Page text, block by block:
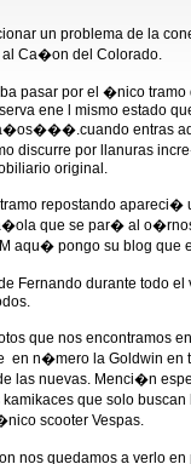
un problema de la
al Ca�on del Colorado.
pasar por el �nico
ene l mismo estado
entras
discurre por llanuras
original.
repostando
que se par� al
aqu� pongo su blog que
Fernando durante todo
que nos encontramos
en n�mero la Goldwin en
las nuevas. Menci�n
que solo buscan
scooter Vespas.
nos quedamos a verlo